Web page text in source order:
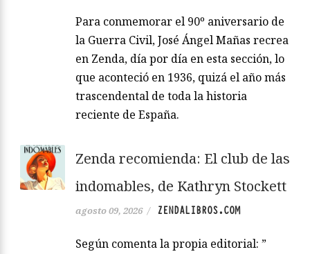
Para conmemorar el 90º aniversario de
la Guerra Civil, José Ángel Mañas recrea
en Zenda, día por día en esta sección, lo
que aconteció en 1936, quizá el año más
trascendental de toda la historia
reciente de España.
Zenda recomienda: El club de las
indomables, de Kathryn Stockett
agosto 09, 2026 / ZENDALIBROS.COM
Según comenta la propia editorial: ”